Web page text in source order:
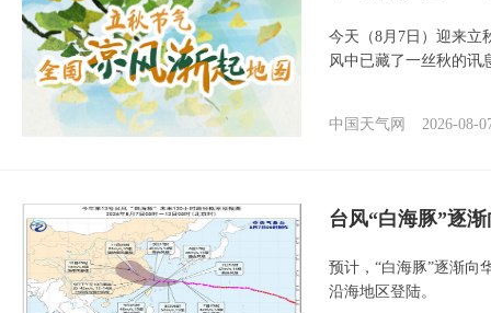
今天（8月7日）迎来立
风中已藏了一丝秋的讯
中国天气网 2026-08-
台风“白海豚”逐
预计，“白海豚”逐渐向
沿海地区登陆。